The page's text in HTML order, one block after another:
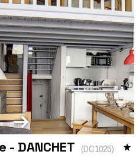
DANCHET (DC1025)